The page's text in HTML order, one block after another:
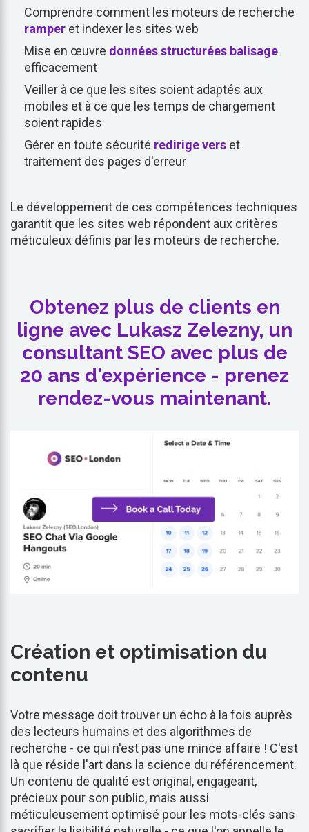
Comprendre comment les moteurs de recherche
ramper et indexer les sites web
Mise en œuvre données structurées balisage
efficacement
Veiller à ce que les sites soient adaptés aux
mobiles et à ce que les temps de chargement
soient rapides
Gérer en toute sécurité redirige vers et
traitement des pages d'erreur
Le développement de ces compétences techniques
garantit que les sites web répondent aux critères
méticuleux définis par les moteurs de recherche.
Obtenez plus de clients en
ligne avec Lukasz Zelezny, un
consultant SEO avec plus de
20 ans d'expérience - prenez
rendez-vous maintenant.
Création et optimisation du
contenu
Votre message doit trouver un écho à la fois auprès
des lecteurs humains et des algorithmes de
recherche - ce qui n'est pas une mince affaire ! C'est
là que réside l'art dans la science du référencement.
Un contenu de qualité est original, engageant,
précieux pour son public, mais aussi
méticuleusement optimisé pour les mots-clés sans